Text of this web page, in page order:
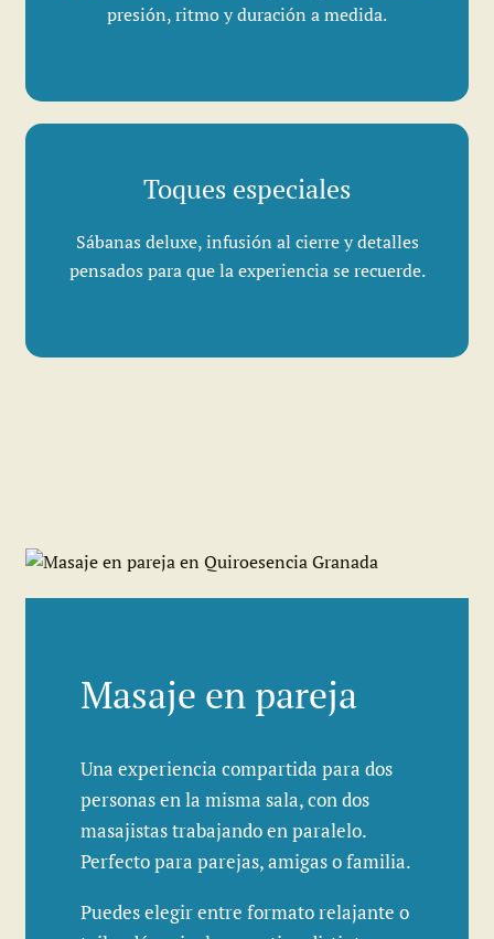
presión, ritmo y duración a medida.
Toques especiales
Sábanas deluxe, infusión al cierre y detalles
pensados para que la experiencia se recuerde.
Masaje en pareja
Una experiencia compartida para dos
personas en la misma sala, con dos
masajistas trabajando en paralelo.
Perfecto para parejas, amigas o familia.
Puedes elegir entre formato relajante o